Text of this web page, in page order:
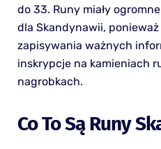
do 33. Runy miały
dla Skandynawii,
zapisywania ważnych
inskrypcje na kamieniach
nagrobkach.
Co To Są Runy